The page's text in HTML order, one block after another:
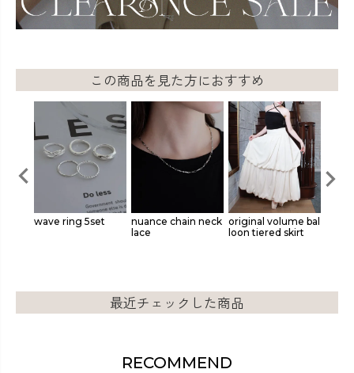
この商品を見た方におすすめ
wave ring 5set
nuance chain neck
lace
original volume bal
loon tiered skirt
最近チェックした商品
RECOMMEND